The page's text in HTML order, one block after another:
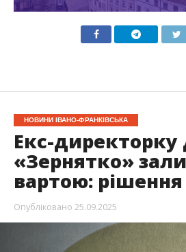
НОВИНИ ІВАНО-ФРАНКІВСЬКА
Екс-
«Зернятко»
вартою:
Опубліковано 25.09.2025